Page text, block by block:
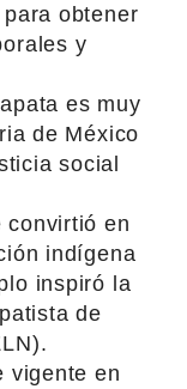
obtener
y
es muy
de México
social
convirtió en
indígena
inspiró la
de
vigente en